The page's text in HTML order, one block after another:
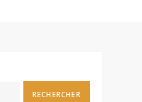
RECHERCHER